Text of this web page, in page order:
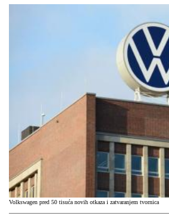
Volkswagen pred 50 tisuća novih otkaza i zatvaranjem tvornica